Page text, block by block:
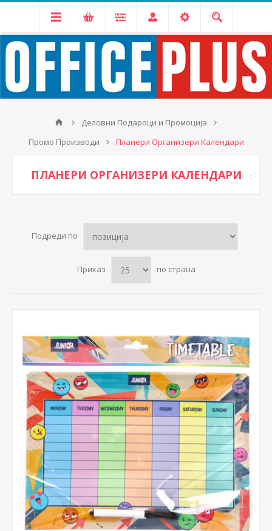
Деловни Подароци и Промоција
Промо Производи
Планери Организери Календари
ПЛАНЕРИ ОРГАНИЗЕРИ КАЛЕНДАРИ
Подреди по
Приказ по страна